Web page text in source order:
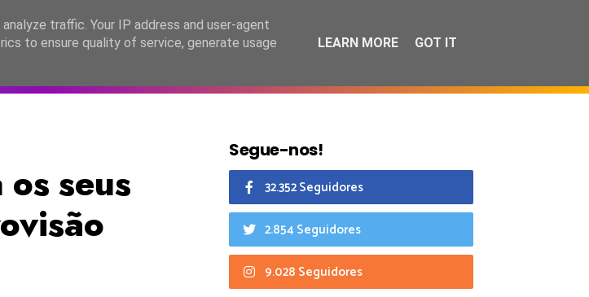
LANÇAMENTOS ESPECIAIS CALENDÁRIO
seus
Segue-nos!
32.352 Seguidores
2.854 Seguidores
9.028 Seguidores
traffic. Your IP address and user-agent
to ensure quality of service, generate usage
LEARN MORE GOT IT